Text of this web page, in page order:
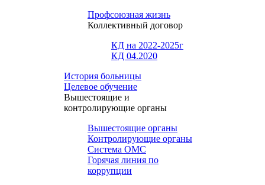
Профсоюзная жизнь
Коллективный договор
КД на 2022-2025г
КД 04.2020
История больницы
Целевое обучение
Вышестоящие и
контролирующие органы
Вышестоящие органы
Контролирующие органы
Система ОМС
Горячая линия по
коррупции